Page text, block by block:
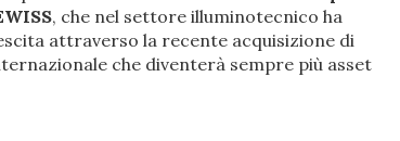
, che nel settore illuminotecnico ha
attraverso la recente acquisizione di
che diventerà sempre più asset